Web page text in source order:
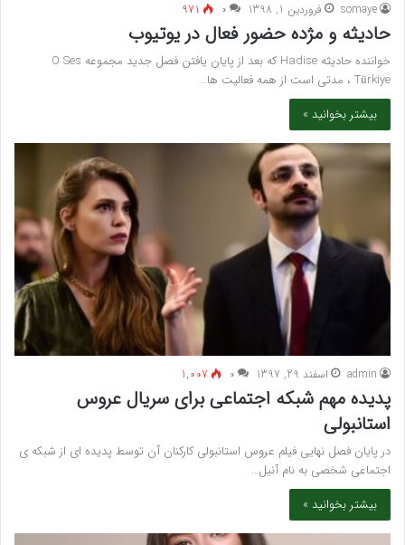
somaye فروردین 1, 1398 ۰ 971
حادیثه و مژده حضور فعال در یوتیوب
خواننده حادیثه Hadise که بعد از پایان یافتن فصل جدید مجموعه O Ses
Türkiye ، مدتی است از همه فعالیت ها…
بیشتر بخوانید »
admin اسفند 29, 1397 ۰ 1,007
پدیده مهم شبکه اجتماعی برای سریال عروس
استانبولی
در پایان فصل نهایی فیلم عروس استانبولی کارکنان آن توسط پدیده ای از شبکه ی
اجتماعی شخصی به نام آنیل…
بیشتر بخوانید »